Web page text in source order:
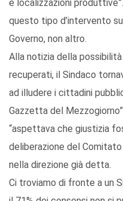
e localizzazioni
questo tipo d’intervento
Governo, non altro.
Alla notizia della
recuperati, il Sindaco
ad illudere i cittadini
Gazzetta del
“aspettava che giustizia
deliberazione del Comitato
nella direzione già detta.
Ci troviamo di fronte a un